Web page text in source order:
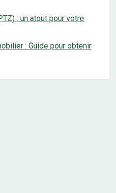
: un atout pour votre
: Guide pour obtenir